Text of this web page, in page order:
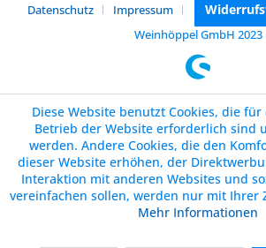
Datenschutz
Impressum
Weinhöppel GmbH 2023
Diese Website benutzt Cookies, die
Betrieb der Website erforderlich sind
werden. Andere Cookies, die den
dieser Website erhöhen, der
Interaktion mit anderen Websites und
vereinfachen sollen, werden nur mit Ihrer
Mehr Informationen